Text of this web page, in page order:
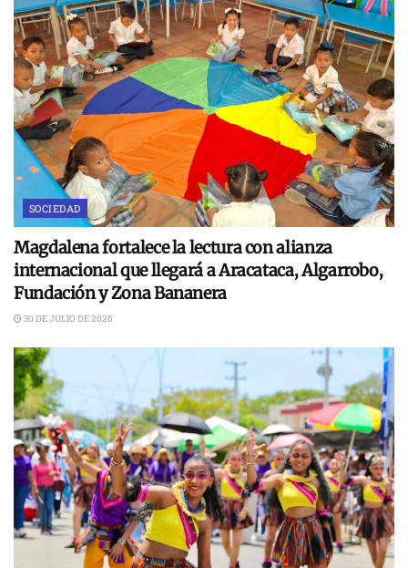
SOCIEDAD
Magdalena fortalece la lectura con alianza
internacional que llegará a Aracataca, Algarrobo,
Fundación y Zona Bananera
30 DE JULIO DE 2026